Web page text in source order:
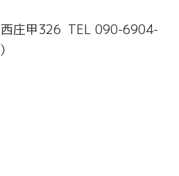
庄甲326 TEL 090-6904-